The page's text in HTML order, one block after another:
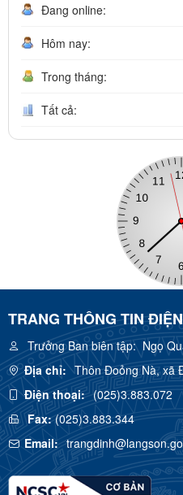
Đang online:
Hôm nay:
Trong tháng:
Tất cả:
TRANG THÔNG TIN
Trưởng Ban biên tập:Ngọ
Địa chỉ: Thôn Đoỏng Nà, xã
Điện thoại: (025)3.883.072
Fax:(025)3.883.344
Email: